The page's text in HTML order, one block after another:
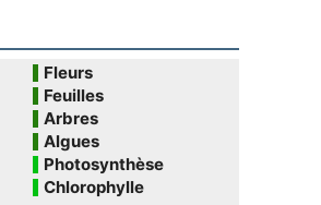
Fleurs
Feuilles
Arbres
Algues
Photosynthèse
Chlorophylle